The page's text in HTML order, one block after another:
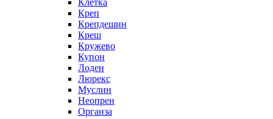
Клетка
Креп
Крепдешин
Креш
Кружево
Купон
Лоден
Люрекс
Муслин
Неопрен
Органза